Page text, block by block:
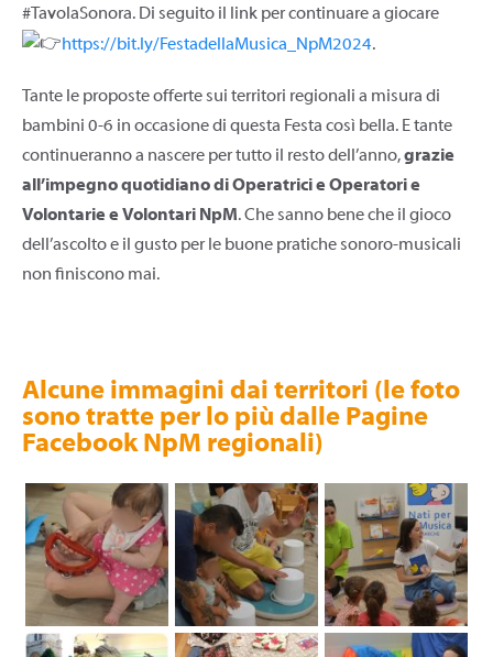
#TavolaSonora. Di seguito il link per continuare a giocare
https://bit.ly/FestadellaMusica_NpM2024.
Tante le proposte offerte sui territori regionali a misura di
bambini 0-6 in occasione di questa Festa così bella. E tante
continueranno a nascere per tutto il resto dell’anno,grazie
all’impegno quotidiano di Operatrici e Operatori e
Volontarie e Volontari NpM. Che sanno bene che il gioco
dell’ascolto e il gusto per le buone pratiche sonoro-musicali
non finiscono mai.
Alcune immagini dai territori (le foto
sono tratte per lo più dalle Pagine
Facebook NpM regionali)